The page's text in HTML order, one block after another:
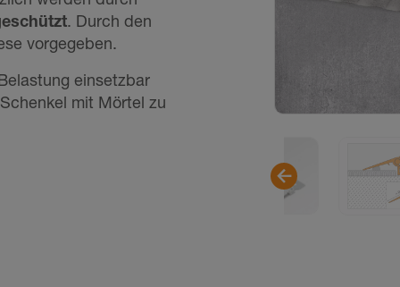
. Durch den
vorgegeben.
einsetzbar
mit Mörtel zu